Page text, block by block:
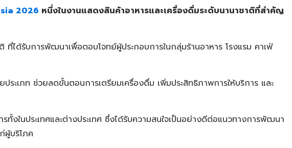
2026 หนึ่งในงานแสดงสินค้าอาหารและเครื่องดื่มระดับนานาชาติที่สำคัญ
ได้รับการพัฒนาเพื่อตอบโจทย์ผู้ประกอบการในกลุ่มร้านอาหาร โรงแรม คาเฟ่
ประเภท ช่วยลดขั้นตอนการเตรียมเครื่องดื่ม เพิ่มประสิทธิภาพการให้บริการ และ
งในประเทศและต่างประเทศ ซึ่งได้รับความสนใจเป็นอย่างดีต่อแนวทางการพัฒนา
ผู้บริโภค